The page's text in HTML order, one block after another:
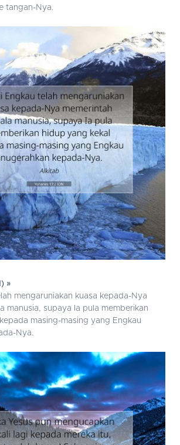
tangan-Nya.
»
mengaruniakan kuasa kepada-Nya
manusia, supaya Ia pula memberikan
masing-masing yang Engkau
Nya.